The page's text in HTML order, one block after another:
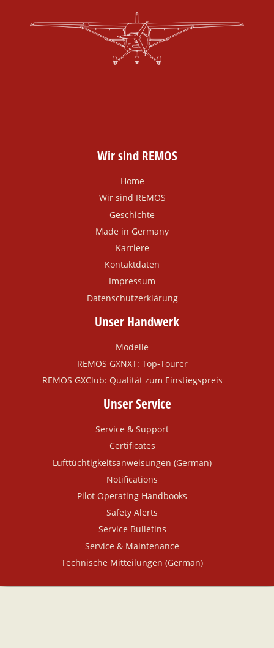
Wir sind REMOS
Home
Wir sind REMOS
Geschichte
Made in Germany
Karriere
Kontaktdaten
Impressum
Datenschutzerklärung
Unser Handwerk
Modelle
REMOS GXNXT: Top-Tourer
REMOS GXClub: Qualität zum Einstiegspreis
Unser Service
Service & Support
Certificates
Lufttüchtigkeitsanweisungen (German)
Notifications
Pilot Operating Handbooks
Safety Alerts
Service Bulletins
Service & Maintenance
Technische Mitteilungen (German)